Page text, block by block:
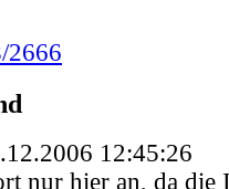
2666
12:45:26
nur hier an, da die